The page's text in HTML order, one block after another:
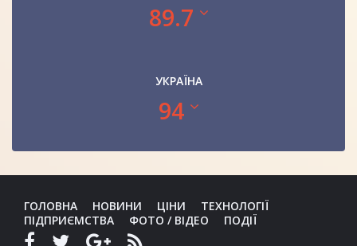
89.7
УКРАЇНА
94
ГОЛОВНА НОВИНИ ЦІНИ
ТЕХНОЛОГІЇ
ПІДПРИЄМСТВА
ФОТО / ВІДЕО ПОДІЇ